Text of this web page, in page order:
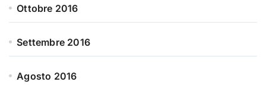
Ottobre 2016
Settembre 2016
Agosto 2016